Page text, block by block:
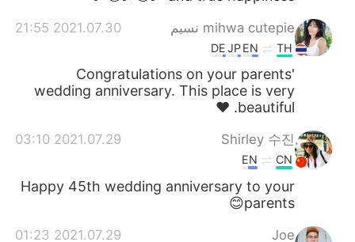
mihwa cutepie نسيم 2021.07.30 21:55
TH
EN
JP
DE
Congratulations on your parents'
wedding anniversary. This place is very
beautiful. ❤
Shirley 수진
2021.07.29 03:10
CN
EN
Happy 45th wedding anniversary to your
parents😊
Joe
2021.07.29 01:23